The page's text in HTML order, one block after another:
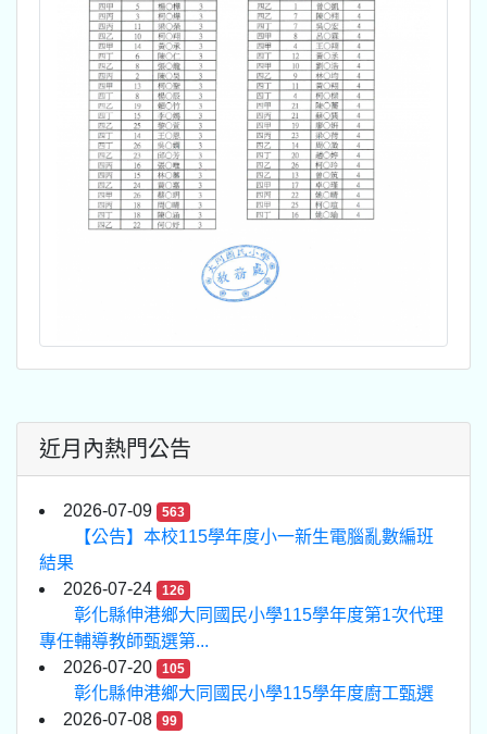
近月內熱門公告
2026-07-09 563
【公告】本校115學年度小一新生電腦亂數編班
結果
2026-07-24
126
彰化縣伸港鄉大同國民小學115學年度第1次代理
專任輔導教師甄選第...
2026-07-20
105
彰化縣伸港鄉大同國民小學115學年度廚工甄選
2026-07-08
99